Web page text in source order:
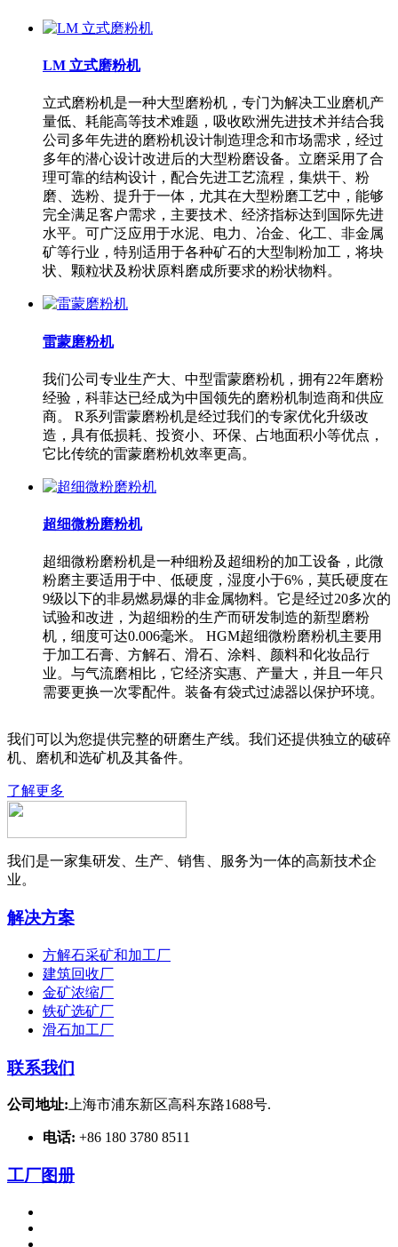
LM 立式磨粉机
立式磨粉机是一种大型磨粉机，专门为解决工业磨机产
量低、耗能高等技术难题，吸收欧洲先进技术并结合我
公司多年先进的磨粉机设计制造理念和市场需求，经过
多年的潜心设计改进后的大型粉磨设备。立磨采用了合
理可靠的结构设计，配合先进工艺流程，集烘干、粉
磨、选粉、提升于一体，尤其在大型粉磨工艺中，能够
完全满足客户需求，主要技术、经济指标达到国际先进
水平。可广泛应用于水泥、电力、冶金、化工、非金属
矿等行业，特别适用于各种矿石的大型制粉加工，将块
状、颗粒状及粉状原料磨成所要求的粉状物料。
雷蒙磨粉机
我们公司专业生产大、中型雷蒙磨粉机，拥有22年磨粉
经验，科菲达已经成为中国领先的磨粉机制造商和供应
商。 R系列雷蒙磨粉机是经过我们的专家优化升级改
造，具有低损耗、投资小、环保、占地面积小等优点，
它比传统的雷蒙磨粉机效率更高。
超细微粉磨粉机
超细微粉磨粉机是一种细粉及超细粉的加工设备，此微
粉磨主要适用于中、低硬度，湿度小于6%，莫氏硬度在
9级以下的非易燃易爆的非金属物料。它是经过20多次的
试验和改进，为超细粉的生产而研发制造的新型磨粉
机，细度可达0.006毫米。 HGM超细微粉磨粉机主要用
于加工石膏、方解石、滑石、涂料、颜料和化妆品行
业。与气流磨相比，它经济实惠、产量大，并且一年只
需要更换一次零配件。装备有袋式过滤器以保护环境。
我们可以为您提供完整的研磨生产线。我们还提供独立的破碎
机、磨机和选矿机及其备件。
了解更多
我们是一家集研发、生产、销售、服务为一体的高新技术企
业。
解决方案
方解石采矿和加工厂
建筑回收厂
金矿浓缩厂
铁矿选矿厂
滑石加工厂
联系我们
公司地址: 上海市浦东新区高科东路1688号.
电话: +86 180 3780 8511
工厂图册